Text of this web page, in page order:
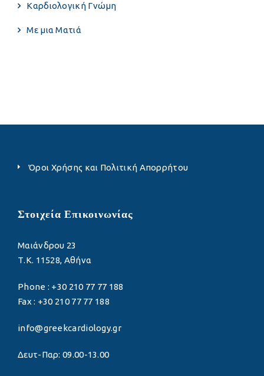
Καρδιολογική Γνώμη
Με μια Ματιά
Όροι Χρήσης και Πολιτική Απορρήτου
Στοιχεία Επικοινωνίας
Μαιάνδρου 23
Τ.Κ. 11528, Αθήνα
Phone : +30 210 77 77 188
Fax : +30 210 77 77 188
info@greekcardiology.gr
Δευτ-Παρ: 09.00-13.00